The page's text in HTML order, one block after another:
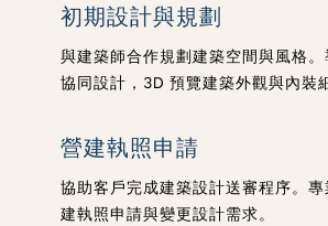
初期設計與規劃
與建築師合作規劃建築空間與風格
協同設計，3D 預覽建築外觀與內裝
營建執照申請
協助客戶完成建築設計送審程序。
建執照申請與變更設計需求。